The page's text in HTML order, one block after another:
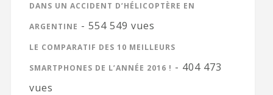
DANS UN ACCIDENT D’HÉLICOPTÈRE EN
ARGENTINE - 554 549 vues
LE COMPARATIF DES 10 MEILLEURS
SMARTPHONES DE L’ANNÉE 2016 ! - 404 473
vues